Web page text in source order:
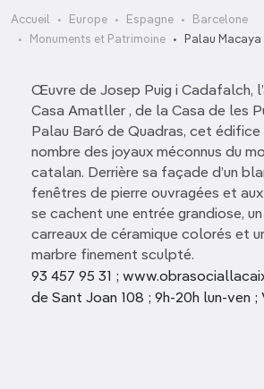
Accueil Europe Espagne
Barcelone
Monuments et Patrimoine
Palau Macaya
Œuvre de Josep Puig i Cadafalch,
Casa Amatller , de la Casa de les
Palau Baró de Quadras, cet édifice
nombre des joyaux méconnus du
catalan. Derrière sa façade d’un
fenêtres de pierre ouvragées et
se cachent une entrée grandiose,
carreaux de céramique colorés et
marbre finement sculpté.
93 457 95 31 ;
de Sant Joan 108 ; 9h-20h lun-ven ;